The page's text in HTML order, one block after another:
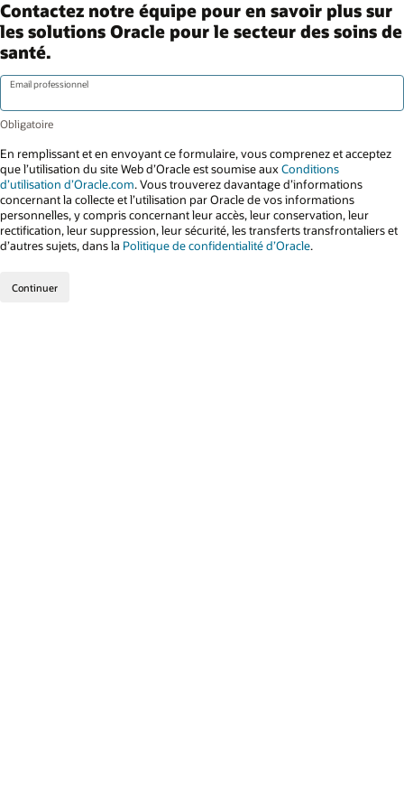
Contactez notre équipe pour en savoir plus sur
les solutions Oracle pour le secteur des soins de
santé.
Email professionnel
En remplissant et en envoyant ce formulaire, vous comprenez et acceptez
que l’utilisation du site Web d’Oracle est soumise auxConditions
d’utilisation d’Oracle.com. Vous trouverez davantage d’informations
concernant la collecte et l’utilisation par Oracle de vos informations
personnelles, y compris concernant leur accès, leur conservation, leur
rectification, leur suppression, leur sécurité, les transferts transfrontaliers et
d’autres sujets, dans la Politique de confidentialité d’Oracle.
Continuer